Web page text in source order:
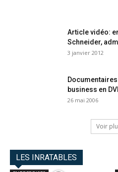
Article vidéo:
Schneider,
3 janvier 2012
business en
26 mai 2006
Voir
LES INRATABLES